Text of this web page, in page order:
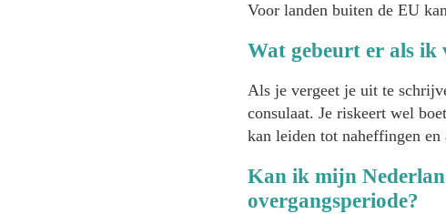
Voor landen buiten de EU
Wat gebeurt er als ik
Als je vergeet je uit te
consulaat. Je riskeert wel
kan leiden tot naheffingen
Kan ik mijn
overgangsperiode?